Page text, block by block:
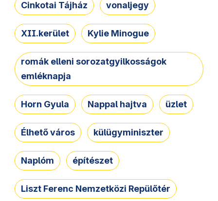
Cinkotai Tájház vonaljegy
XII.kerület Kylie Minogue
romák elleni sorozatgyilkosságok
emléknapja
Horn Gyula Nappal hajtva üzlet
Élhető város külügyminiszter
Naplóm építészet
Liszt Ferenc Nemzetközi Repülőtér